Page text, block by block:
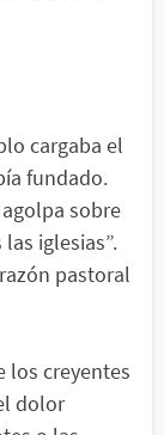
cargaba el
fundado.
sobre
iglesias”.
pastoral
los creyentes
dolor